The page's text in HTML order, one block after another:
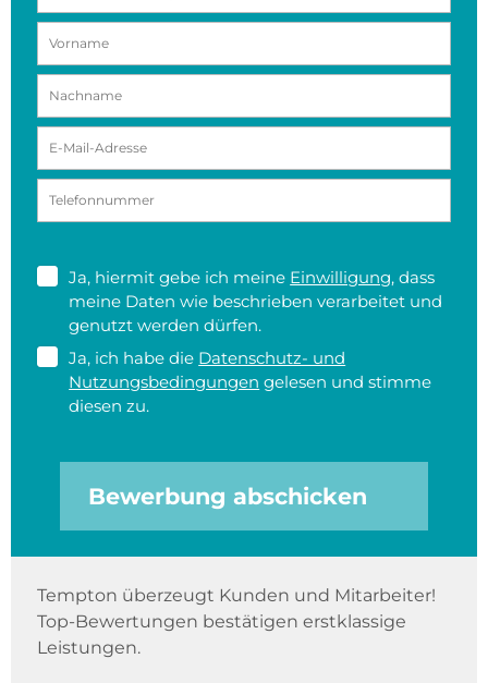
Ja, hiermit gebe ich meine Einwilligung, dass
meine Daten wie beschrieben verarbeitet und
genutzt werden dürfen.
Ja, ich habe die Datenschutz- und
Nutzungsbedingungen gelesen und stimme
diesen zu.
Bewerbung abschicken
Tempton überzeugt Kunden und Mitarbeiter!
Top-Bewertungen bestätigen erstklassige
Leistungen.